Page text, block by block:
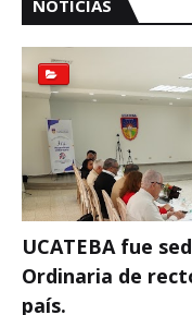
NOTICIAS
UCATEBA fue
Ordinaria de
país.